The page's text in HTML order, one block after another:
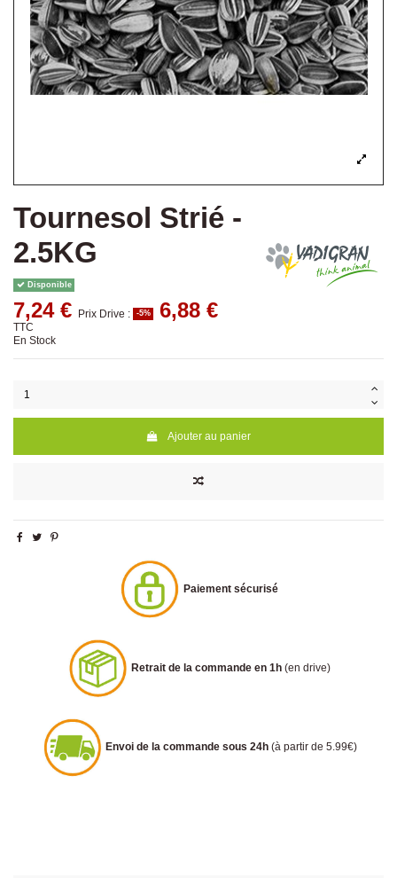
Tournesol Strié -
2.5KG
Disponible
7,24 € Prix Drive : -5% 6,88 €
TTC
En Stock
Ajouter au panier
Paiement sécurisé
Retrait de la commande en 1h (en drive)
Envoi de la commande sous 24h (à partir de 5.99€)